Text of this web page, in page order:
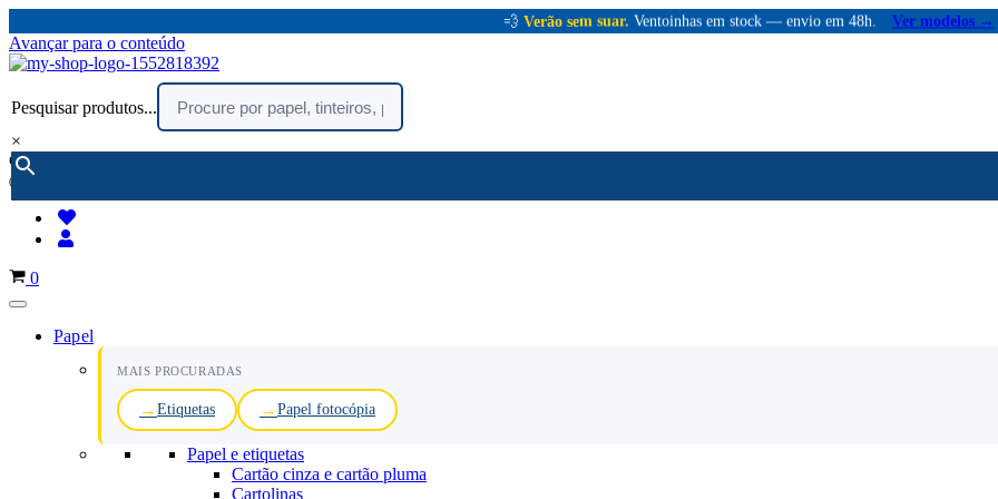
💨 Verão sem suar. Ventoinhas em stock — envio em 48h. Ver modelos →
Avançar para o conteúdo
Pesquisar produtos...
×
encomendar por telefone :
(chamada rede fixa nacional)
Carrinho
0
Papel
MAIS PROCURADAS
Etiquetas Papel fotocópia
Papel e etiquetas
Cartão cinza e cartão pluma
Cartolinas